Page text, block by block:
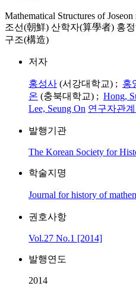
Mathematical Structures of
조선(朝鮮) 산학자(算學者) 홍
구조(構造)
저자
홍성사 (서강대학교) ; 홍
온 (충북대학교) ; Hong,
Lee, Seung On 연구자관
발행기관
The Korean Society for
학술지명
Journal for history of
권호사항
Vol.27 No.1 [2014]
발행연도
2014